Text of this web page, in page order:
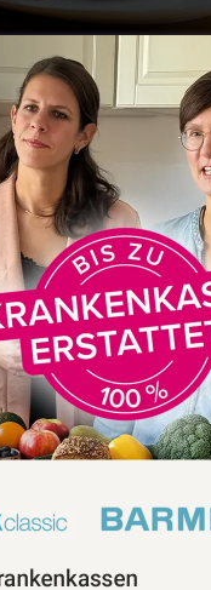
eine
bei uns im Zeichen
nur bei uns,
als einen
getan – denn